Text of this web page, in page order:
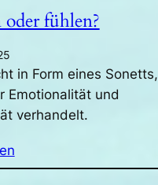
fühlen?
in Form eines Sonetts,
Emotionalität und
verhandelt.